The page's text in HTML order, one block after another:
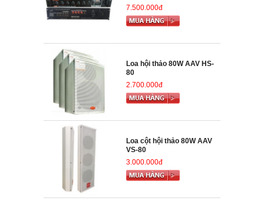
7.500.000đ
Loa hội thảo 80W AAV HS-
80
2.700.000đ
Loa cột hội thảo 80W AAV
VS-80
3.000.000đ